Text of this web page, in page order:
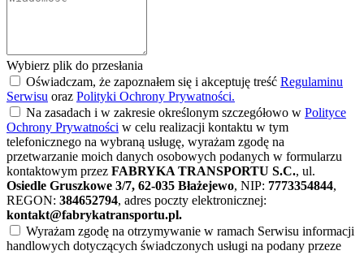
Wybierz plik do przesłania
Oświadczam, że zapoznałem się i akceptuję treść Regulaminu
Serwisu oraz Polityki Ochrony Prywatności.
Na zasadach i w zakresie określonym szczegółowo w Polityce
Ochrony Prywatności w celu realizacji kontaktu w tym
telefonicznego na wybraną usługę, wyrażam zgodę na
przetwarzanie moich danych osobowych podanych w formularzu
kontaktowym przez FABRYKA TRANSPORTU S.C., ul.
Osiedle Gruszkowe 3/7, 62-035 Błażejewo, NIP: 7773354844,
REGON: 384652794, adres poczty elektronicznej:
kontakt@fabrykatransportu.pl.
Wyrażam zgodę na otrzymywanie w ramach Serwisu informacji
handlowych dotyczących świadczonych usługi na podany przeze